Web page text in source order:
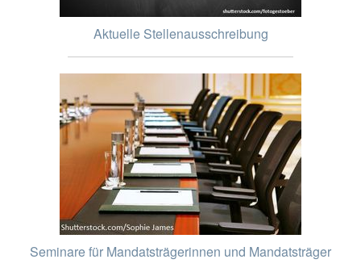
Aktuelle Stellenausschreibung
Seminare für Mandatsträgerinnen und Mandatsträger